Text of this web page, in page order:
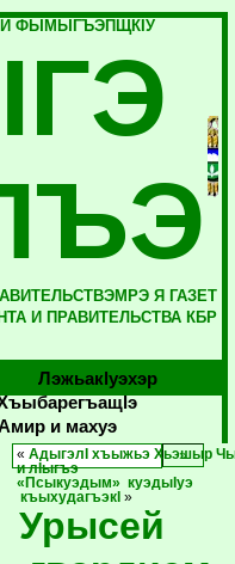
ФЫМЫГЪЭПЩКIУ
Я ГАЗЕТ
И ПРАВИТЕЛЬСТВА КБР
Лэжьакlуэхэр
и махуэ
«АдыгэлI хъыжьэ Хьэшыр
и лIыгъэ
«Псыкуэдым» куэдыIуэ
къыхудагъэкI »
Урысей